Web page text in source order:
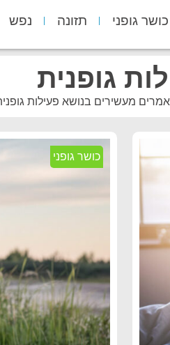
כושר גופני תזונה נפש
גופנית
מעשירים בנושא פעילות
כושר גופני